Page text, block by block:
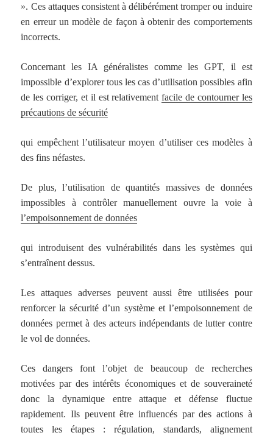
». Ces attaques consistent à délibérément tromper ou induire
en erreur un modèle de façon à obtenir des comportements
incorrects.
Concernant les IA généralistes comme les GPT, il est
impossible d’explorer tous les cas d’utilisation possibles afin
de les corriger, et il est relativementfacile de contourner les
précautions de sécurité
qui empêchent l’utilisateur moyen d’utiliser ces modèles à
des fins néfastes.
De plus, l’utilisation de quantités massives de données
impossibles à contrôler manuellement ouvre la voie à
l’empoisonnement de données
qui introduisent des vulnérabilités dans les systèmes qui
s’entraînent dessus.
Les attaques adverses peuvent aussi être utilisées pour
renforcer la sécurité d’un système et l’empoisonnement de
données permet à des acteurs indépendants de lutter contre
le vol de données.
Ces dangers font l’objet de beaucoup de recherches
motivées par des intérêts économiques et de souveraineté
donc la dynamique entre attaque et défense fluctue
rapidement. Ils peuvent être influencés par des actions à
toutes les étapes : régulation, standards, alignement